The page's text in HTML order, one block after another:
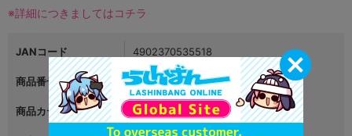
※詳細につきましてはコチラ
JANコード 4902370535518
商品番号 L01298118
商品カテゴリ ゲーム